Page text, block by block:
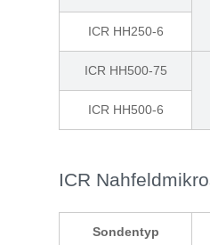
ICR HH250-6
ICR HH500-75
ICR HH500-6
ICR
Sondentyp